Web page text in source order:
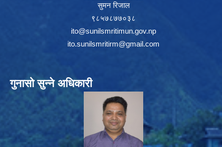
सुमन रिजाल
९८५७८७७०३८
ito@sunilsmritimun.gov.np
ito.sunilsmritirm@gmail.com
गुनासो सुन्ने अधिकारी